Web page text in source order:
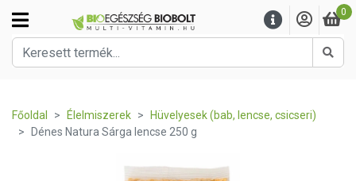
0
Főoldal Élelmiszerek
Hüvelyesek (bab, lencse, csicseri)
Dénes Natura Sárga lencse 250 g